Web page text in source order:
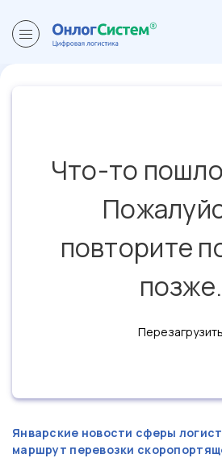
Что-то
повторите
позже.
Перезагрузить
Январские новости сферы
маршрут перевозки